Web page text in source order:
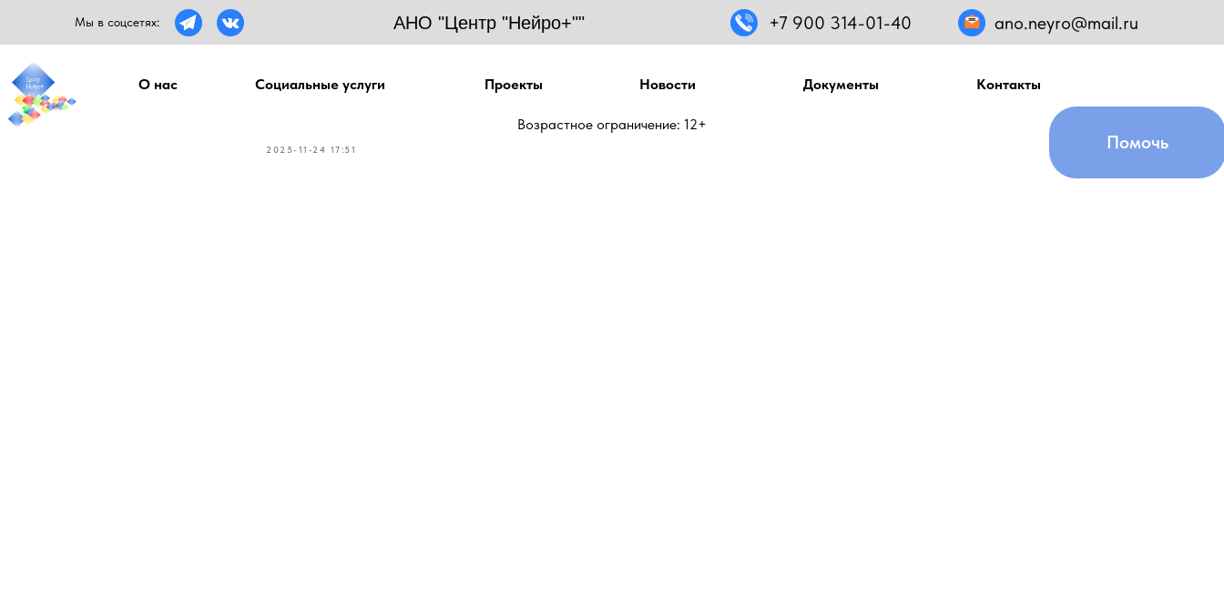
О нас Социальные услуги
Возрастное ограничение: 12+
Проекты Новости Документы Контакты
Помочь
Мы в соцсетях: +7 900 314-01-40 ano.neyro@mail.ru
АНО "Центр "Нейро+""
Мамам от мам: праздник с душой и смыслом
2025-11-24 17:51